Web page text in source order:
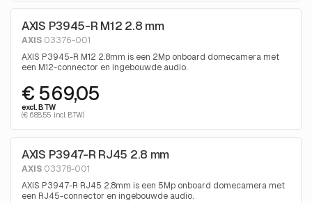
AXIS P3945-R M12 2.8 mm
AXIS 03376-001
AXIS P3945-R M12 2.8mm is een 2Mp onboard domecamera met
een M12-connector en ingebouwde audio.
€ 569,05
excl. BTW
(€ 688.55 incl. BTW)
AXIS P3947-R RJ45 2.8 mm
AXIS 03378-001
AXIS P3947-R RJ45 2.8mm is een 5Mp onboard domecamera met
een RJ45-connector en ingebouwde audio.